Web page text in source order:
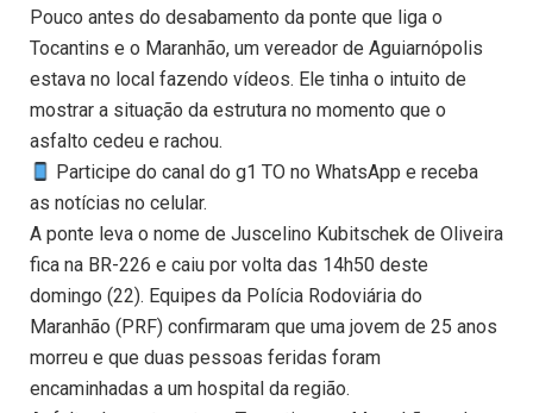
Pouco antes do desabamento da ponte que liga o
Tocantins e o Maranhão, um vereador de Aguiarnópolis
estava no local fazendo vídeos. Ele tinha o intuito de
mostrar a situação da estrutura no momento que o
asfalto cedeu e rachou.
Participe do canal do g1 TO no WhatsApp e receba
as notícias no celular.
A ponte leva o nome de Juscelino Kubitschek de Oliveira
fica na BR-226 e caiu por volta das 14h50 deste
domingo (22). Equipes da Polícia Rodoviária do
Maranhão (PRF) confirmaram que uma jovem de 25 anos
morreu e que duas pessoas feridas foram
encaminhadas a um hospital da região.